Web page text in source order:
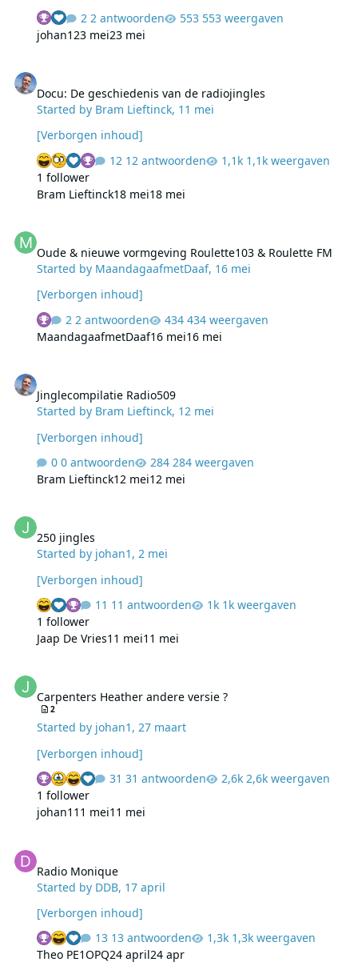
2 antwoorden
553 weergaven
johan123 mei23 mei
Docu: De geschiedenis van de radiojingles
Started by Bram Lieftinck, 11 mei
[Verborgen inhoud]
12 antwoorden
1,1k weergaven
1 follower
Bram Lieftinck18 mei18 mei
Oude & nieuwe vormgeving Roulette103 & Roulette FM
Started by MaandagaafmetDaaf, 16 mei
[Verborgen inhoud]
2 antwoorden
434 weergaven
MaandagaafmetDaaf16 mei16 mei
Jinglecompilatie Radio509
Started by Bram Lieftinck, 12 mei
[Verborgen inhoud]
0 antwoorden
284 weergaven
Bram Lieftinck12 mei12 mei
250 jingles
Started by johan1 ,2 mei
[Verborgen inhoud]
11 antwoorden
1k weergaven
1 follower
Jaap De Vries11 mei11 mei
Carpenters Heather andere versie ?
2
Started by johan1 ,27 maart
[Verborgen inhoud]
31 antwoorden
2,6k weergaven
1 follower
johan1 11 mei11 mei
Radio Monique
Started by DDB, 17 april
[Verborgen inhoud]
13 antwoorden
1,3k weergaven
Theo PE1OPQ24 april24 apr